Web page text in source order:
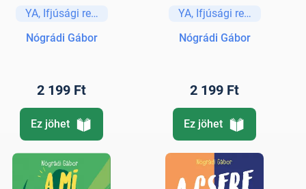
YA, Ifjúsági regények és elbeszélések
Nógrádi Gábor
2 199 Ft
Ez jöhet
YA, Ifjúsági regények és
Nógrádi Gábor
2 199 Ft
Ez jöhet